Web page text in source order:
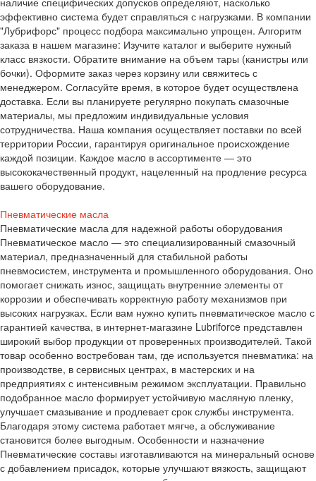
эффективно система будет справляться с нагрузками. В компании
"Лубрифорс" процесс подбора максимально упрощен. Алгоритм
заказа в нашем магазине: Изучите каталог и выберите нужный
класс вязкости. Обратите внимание на объем тары (канистры или
бочки). Оформите заказ через корзину или свяжитесь с
менеджером. Согласуйте время, в которое будет осуществлена
доставка. Если вы планируете регулярно покупать смазочные
материалы, мы предложим индивидуальные условия
сотрудничества. Наша компания осуществляет поставки по всей
территории России, гарантируя оригинальное происхождение
каждой позиции. Каждое маслo в ассортименте — это
высококачественный продукт, нацеленный на продление ресурса
вашего оборудование.
Пневматические масла
Пневматические масла для надежной работы оборудования
Пневматическое масло — это специализированный смазочный
материал, предназначенный для стабильной работы
пневмосистем, инструмента и промышленного оборудования. Оно
помогает снижать износ, защищать внутренние элементы от
коррозии и обеспечивать корректную работу механизмов при
высоких нагрузках. Если вам нужно купить пневматическое масло с
гарантией качества, в интернет-магазине Lubriforce представлен
широкий выбор продукции от проверенных производителей. Такой
товар особенно востребован там, где используется пневматика: на
производстве, в сервисных центрах, в мастерских и на
предприятиях с интенсивным режимом эксплуатации. Правильно
подобранное масло формирует устойчивую масляную пленку,
улучшает смазывание и продлевает срок службы инструмента.
Благодаря этому система работает мягче, а обслуживание
становится более выгодным. Особенности и назначение
Пневматические составы изготавливаются на минеральный основе
с добавлением присадок, которые улучшают вязкость, защищают